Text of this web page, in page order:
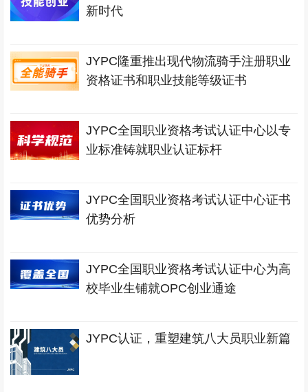
新时代
JYPC隆重推出现代物流骑手注册职业
资格证书和职业技能等级证书
JYPC全国职业资格考试认证中心以专
业标准铸就职业认证标杆
JYPC全国职业资格考试认证中心证书
优势分析
JYPC全国职业资格考试认证中心为高
校毕业生铺就OPC创业通途
JYPC认证，重塑建筑八大员职业新篇